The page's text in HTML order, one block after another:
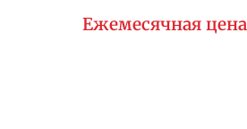
Ежемесячная цена